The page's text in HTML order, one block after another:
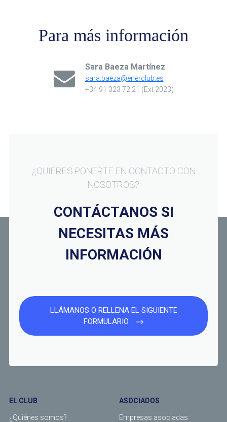
Para más información
Sara Baeza Martínez
sara.baeza@enerclub.es
+34 91 323 72 21 (Ext 2023)
¿QUIERES PONERTE EN CONTACTO CON
NOSOTROS?
CONTÁCTANOS SI
NECESITAS MÁS
INFORMACIÓN
LLÁMANOS O RELLENA EL SIGUIENTE
FORMULARIO
EL CLUB
¿Quiénes somos?
ASOCIADOS
Empresas asociadas